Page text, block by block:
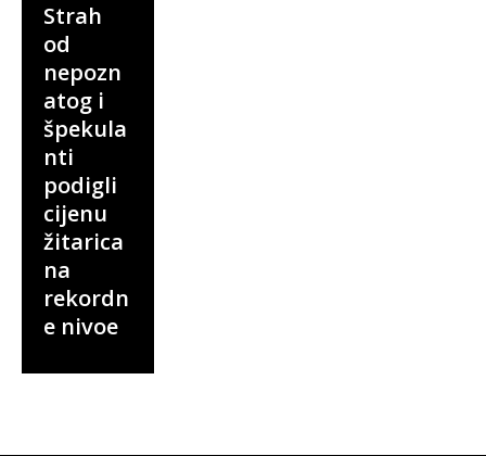
Strah
od
nepozn
atog i
špekula
nti
podigli
cijenu
žitarica
na
rekordn
e nivoe